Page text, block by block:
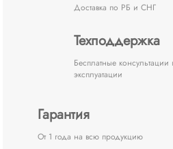
Доставка по РБ и СНГ
Техподдержка
Бесплатные
эксплуатации
Гарантия
От 1 года на всю продукцию